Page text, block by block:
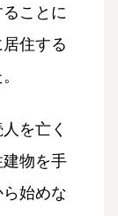
ことに
住する
を亡く
建物を手
始めな